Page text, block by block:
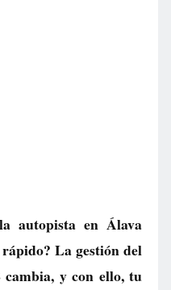
autopista en Álava
La gestión del
y con ello, tu